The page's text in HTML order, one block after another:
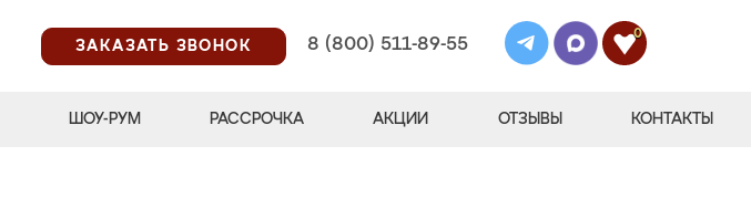
ЗАКАЗАТЬ ЗВОНОК
8 (800) 511-89-55
0
ШОУ-РУМ РАССРОЧКА АКЦИИ ОТЗЫВЫ КОНТАКТЫ